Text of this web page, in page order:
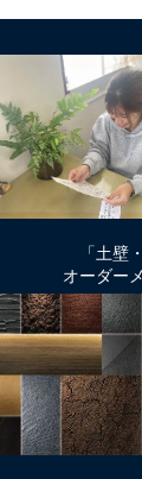
「土壁
オーダー